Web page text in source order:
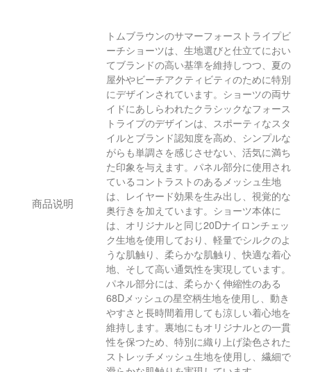
商品说明
トムブラウンのサマーフォーストライプビ
ーチショーツは、生地選びと仕立てにおい
てブランドの高い基準を維持しつつ、夏の
屋外やビーチアクティビティのために特別
にデザインされています。ショーツの両サ
イドにあしらわれたクラシックなフォース
トライプのデザインは、スポーティなスタ
イルとブランド認知度を高め、シンプルな
がらも単調さを感じさせない、活気に満ち
た印象を与えます。パネル部分に使用され
ているコントラストのあるメッシュ生地
は、レイヤード効果を生み出し、視覚的な
奥行きを加えています。ショーツ本体に
は、オリジナルと同じ20Dナイロンチェッ
ク生地を使用しており、軽量でシルクのよ
うな肌触り、柔らかな肌触り、快適な着心
地、そして高い通気性を実現しています。
パネル部分には、柔らかく伸縮性のある
68Dメッシュの星空柄生地を使用し、動き
やすさと長時間着用しても涼しい着心地を
維持します。裏地にもオリジナルとの一貫
性を保つため、特別に織り上げ染色された
ストレッチメッシュ生地を使用し、繊細で